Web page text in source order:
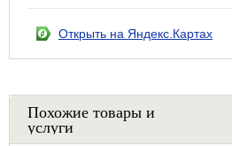
Открыть на Яндекс.Картах
Похожие товары и
услуги